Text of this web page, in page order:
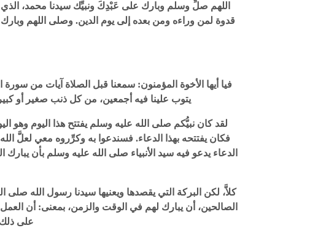
اللهم صلِّ وسلم وبارك على عَبْدِكَ ونبيِّك سيدنا محمد، الذي
قدوة لمن وراءه ومن بعده إلى يوم الدين. وصلى اللهم
فيا أيها الأخوة المؤمنون: سمعنا قبل الصلاة آيات من
يتوب علينا فيه أجمعين، من كل ذنب صغير أو
لقد كان نبيُّكم صلى الله عليه وسلم يفتتح هذا اليوم وهو
فكان يفتتحه بهذا الدعاء. فسندعوا به وكرِّروه معي لعلَّ
الدعاء يدعو فيه سيد الأنبياء صلى الله عليه وسلم بأن
كلاَّ، لكن البركة التي يقصدها ويعنيها سيدنا رسول الله
الصالحين، أن يبارك لهم في الوقت والزمن، بمعنى: أن
على ذلك